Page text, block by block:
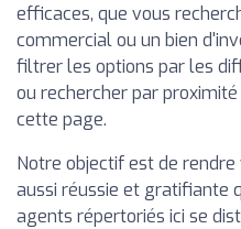
efficaces, que vous
commercial ou un bien
filtrer les options par les
ou rechercher par
cette page.
Notre objectif est de
aussi réussie et gratifiante
agents répertoriés ici se